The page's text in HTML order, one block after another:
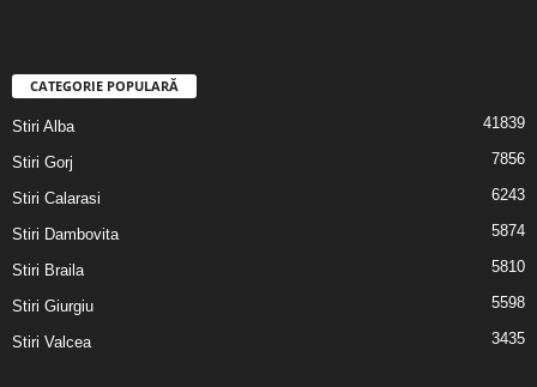
CATEGORIE POPULARĂ
Stiri Alba 41839
Stiri Gorj 7856
Stiri Calarasi 6243
Stiri Dambovita 5874
Stiri Braila 5810
Stiri Giurgiu 5598
Stiri Valcea 3435